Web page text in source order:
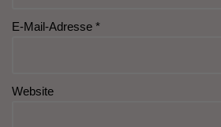
E-Mail-Adresse *
Website